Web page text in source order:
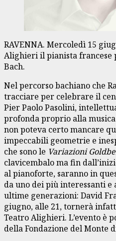
RAVENNA. Mercoledì 15
Alighieri il pianista francese
Bach.
Nel percorso bachiano che
tracciare per celebrare il
Pier Paolo Pasolini,
profonda proprio alla musica
non poteva certo mancare
impeccabili geometrie e
che sono le Variazioni
clavicembalo ma fin
al pianoforte, saranno in
da uno dei più interessanti
ultime generazioni: David
giugno, alle 21, tornerà
Teatro Alighieri. L’evento è
della Fondazione del Monte